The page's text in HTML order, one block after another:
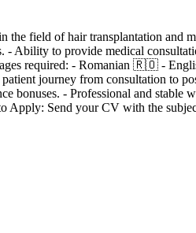
field of hair transplantation and
- Ability to provide medical
required: - Romanian 🇷🇴
journey from consultation to
bonuses. - Professional and
Apply: Send your CV with the